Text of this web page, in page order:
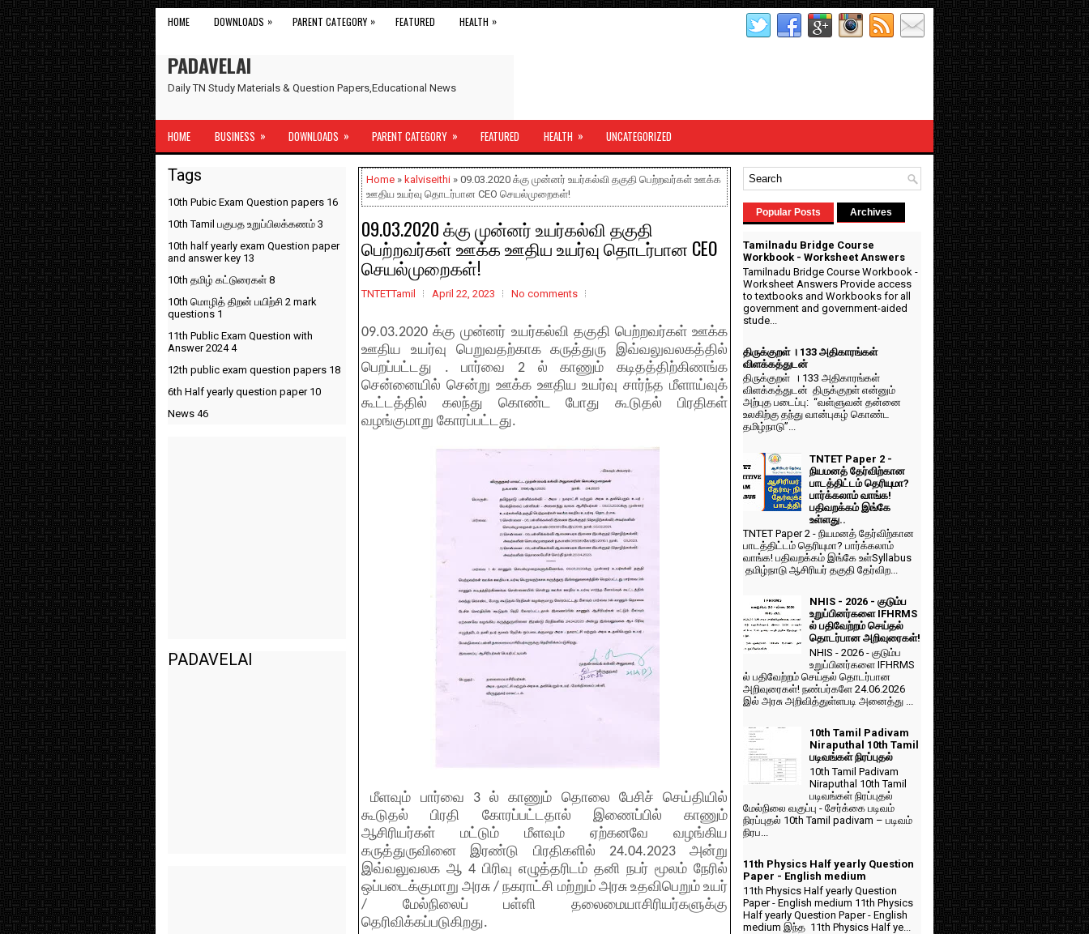
HOME DOWNLOADS » PARENT CATEGORY » FEATURED HEALTH »
PADAVELAI
Daily TN Study Materials & Question Papers,Educational News
HOME BUSINESS » DOWNLOADS » PARENT CATEGORY » FEATURED HEALTH » UNCATEGORIZED
Home » kalviseithi » 09.03.2020 க்கு முன்னர் உயர்கல்வி தகுதி பெற்றவர்கள் ஊக்க
ஊதிய உயர்வு தொடர்பான CEO செயல்முறைகள்!
09.03.2020 க்கு முன்னர் உயர்கல்வி தகுதி
பெற்றவர்கள் ஊக்க ஊதிய உயர்வு தொடர்பான CEO
செயல்முறைகள்!
TNTETTamil April 22, 2023 No comments
09.03.2020 க்கு முன்னர் உயர்கல்வி தகுதி பெற்றவர்கள் ஊக்க
ஊதிய உயர்வு பெறுவதற்காக கருத்துரு இவ்வலுவலகத்தில்
பெறப்பட்டது . பார்வை 2 ல் காணும் கடிதத்திற்கிணங்க
சென்னையில் சென்று ஊக்க ஊதிய உயர்வு சார்ந்த மீளாய்வுக்
கூட்டத்தில் கலந்து கொண்ட போது கூடுதல் பிரதிகள்
வழங்குமாறு கோரப்பட்டது.
மீளவும் பார்வை 3 ல் காணும் தொலை பேசிச் செய்தியில்
கூடுதல் பிரதி கோரப்பட்டதால் இணைப்பில் காணும்
ஆசிரியர்கள் மட்டும் மீளவும் ஏற்கனவே வழங்கிய
கருத்துருவினை இரண்டு பிரதிகளில் 24.04.2023 அன்று
இவ்வலுவலக ஆ 4 பிரிவு எழுத்தரிடம் தனி நபர் மூலம் நேரில்
ஒப்படைக்குமாறு அரசு / நகராட்சி மற்றும் அரசு உதவிபெறும் உயர்
/ மேல்நிலைப் பள்ளி தலைமையாசிரியர்களுக்கு
தெரிவிக்கப்படுகிறது.
Tags
10th Pubic Exam Question papers 16
10th Tamil பகுபத உறுப்பிலக்கணம் 3
10th half yearly exam Question paper
and answer key 13
10th தமிழ் கட்டுரைகள் 8
10th மொழித் திறன் பயிற்சி 2 mark
questions 1
11th Public Exam Question with
Answer 20244
12th public exam question papers 18
6th Half yearly question paper 10
News 46
PADAVELAI
Popular Posts Archives
Tamilnadu Bridge Course
Workbook - Worksheet Answers
Tamilnadu Bridge Course Workbook -
Worksheet Answers Provide access
to textbooks and Workbooks for all
government and government-aided
stude...
திருக்குறள் । 133 அதிகாரங்கள்
விளக்கத்துடன்
திருக்குறள் । 133 அதிகாரங்கள்
விளக்கத்துடன் திருக்குறள் என்னும்
அற்புத படைப்பு: “வள்ளுவன் தன்னை
உலகிற்கு தந்து வான்புகழ் கொண்ட
தமிழ்நாடு”...
TNTET Paper 2 -
நியமனத் தேர்விற்கான
பாடத்திட்டம் தெரியுமா?
பார்க்கலாம் வாங்க!
பதிவறக்கம் இங்கே
உள்ளது..
TNTET Paper 2 - நியமனத் தேர்விற்கான
பாடத்திட்டம் தெரியுமா? பார்க்கலாம்
வாங்க! பதிவறக்கம் இங்கே உள்Syllabus
தமிழ்நாடு ஆசிரியர் தகுதி தேர்விற...
NHIS - 2026 - குடும்ப
உறுப்பினர்களை IFHRMS
ல் பதிவேற்றம் செய்தல்
தொடர்பான அறிவுரைகள்!
NHIS - 2026 - குடும்ப
உறுப்பினர்களை IFHRMS
ல் பதிவேற்றம் செய்தல் தொடர்பான
அறிவுரைகள்! நண்பர்களே 24.06.2026
இல் அரசு அறிவித்துள்ளபடி அனைத்து ...
10th Tamil Padivam
Niraputhal 10th Tamil
படிவங்கள் நிரப்புதல்
10th Tamil Padivam
Niraputhal 10th Tamil
படிவங்கள் நிரப்புதல்
மேல்நிலை வகுப்பு - சேர்க்கை படிவம்
நிரப்புதல் 10th Tamil padivam – படிவம்
நிரப...
11th Physics Half yearly Question
Paper - English medium
11th Physics Half yearly Question
Paper - English medium 11th Physics
Half yearly Question Paper - English
medium இந்த 11th Physics Half ye...